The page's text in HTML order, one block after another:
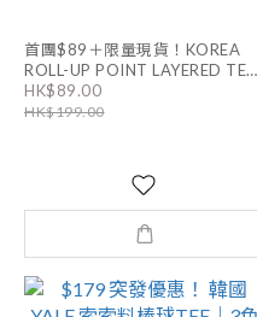
首團$89＋限量現貨！KOREA
ROLL-UP POINT LAYERED TEE
｜6色 男女同款
HK$89.00
HK$199.00